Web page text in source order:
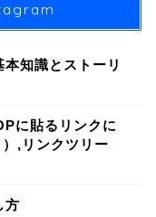
知識とストーリ
に貼るリンクに
,リンクツリー
方